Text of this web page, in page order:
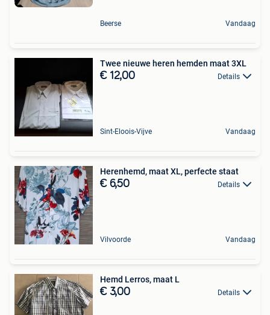
Beerse Vandaag
Twee nieuwe heren hemden maat 3XL
€ 12,00 Details
Sint-Eloois-Vijve Vandaag
Herenhemd, maat XL, perfecte staat
€ 6,50 Details
Vilvoorde Vandaag
Hemd Lerros, maat L
€ 3,00 Details